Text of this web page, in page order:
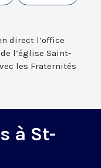
direct l’office
l’église Saint-
les Fraternités
à St-